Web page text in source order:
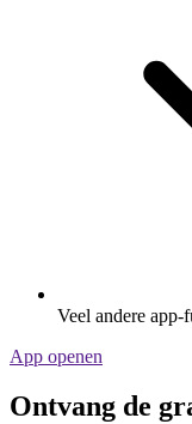
Veel andere app-
App openen
Ontvang de